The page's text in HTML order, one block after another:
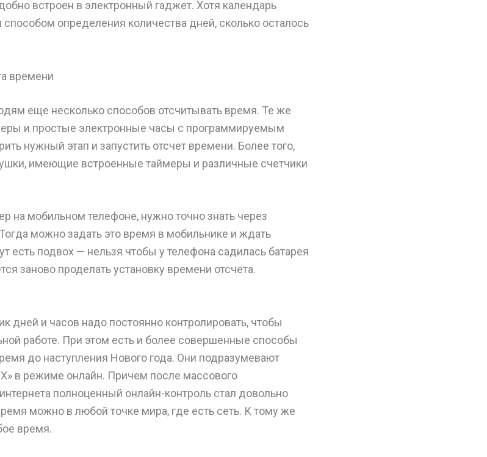
встроен в электронный гаджет. Хотя календарь
определения количества дней, сколько осталось
времени
еще несколько способов отсчитывать время. Те же
и простые электронные часы с программируемым
нужный этап и запустить отсчет времени. Более того,
имеющие встроенные таймеры и различные счетчики
на мобильном телефоне, нужно точно знать через
можно задать это время в мобильнике и ждать
есть подвох — нельзя чтобы у телефона садилась батарея
заново проделать установку времени отсчета.
дней и часов надо постоянно контролировать, чтобы
работе. При этом есть и более совершенные способы
до наступления Нового года. Они подразумевают
в режиме онлайн. Причем после массового
полноценный онлайн-контроль стал довольно
можно в любой точке мира, где есть сеть. К тому же
время.